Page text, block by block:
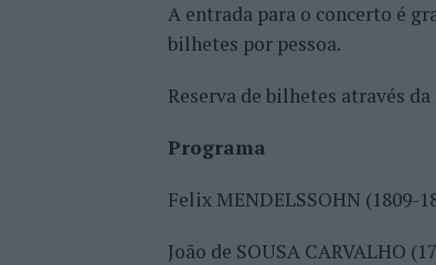
A entrada para o concerto é
bilhetes por pessoa.
Reserva de bilhetes através da
Programa
Felix MENDELSSOHN (1809-
João de SOUSA CARVALHO